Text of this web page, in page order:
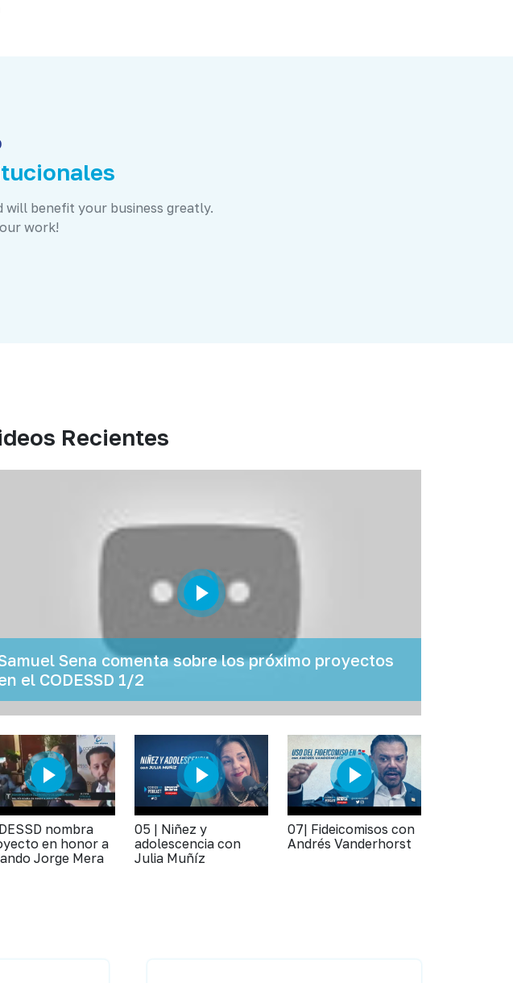
will benefit your business greatly.
work!
Recientes
Sena comenta sobre los próximo proyectos
el CODESSD 1/2
nombra
en honor a
Jorge Mera
05 | Niñez y
adolescencia con
Julia Muñíz
07| Fideicomisos con
Andrés Vanderhorst